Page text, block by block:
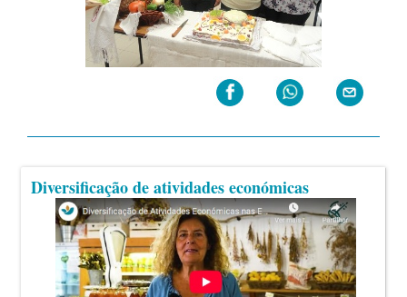
Diversificação de atividades económicas